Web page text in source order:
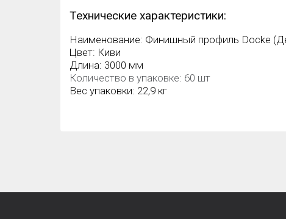
Технические характеристики:
Наименование: Финишный профиль Docke
Цвет: Киви
Длина: 3000 мм
Количество в упаковке: 60 шт
Вес упаковки: 22,9 кг